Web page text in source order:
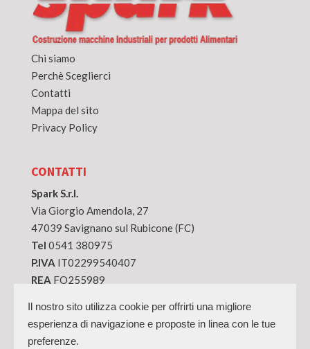
Chi siamo
Perchè Sceglierci
Contatti
Mappa del sito
Privacy Policy
CONTATTI
Spark S.r.l.
Via Giorgio Amendola, 27
47039 Savignano sul Rubicone (FC)
Tel 0541 380975
P.IVA IT02299540407
REA FO255989
E-mailinfo@sparktechnology.it
PEC sparktechnology@cgn.legalmail.it
Il nostro sito utilizza cookie per offrirti una migliore
esperienza di navigazione e proposte in linea con le tue
preferenze.